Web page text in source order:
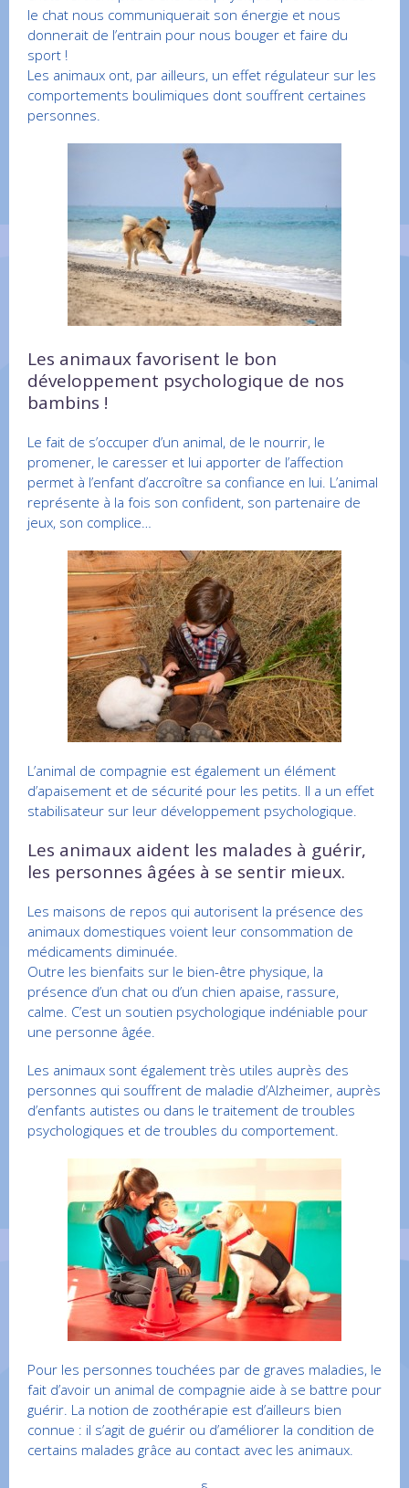
le chat nous communiquerait son énergie et nous
donnerait de l’entrain pour nous bouger et faire du
sport !
Les animaux ont, par ailleurs, un effet régulateur sur les
comportements boulimiques dont souffrent certaines
personnes.
Les animaux favorisent le bon
développement psychologique de nos
bambins !
Le fait de s’occuper d’un animal, de le nourrir, le
promener, le caresser et lui apporter de l’affection
permet à l’enfant d’accroître sa confiance en lui. L’animal
représente à la fois son confident, son partenaire de
jeux, son complice…
L’animal de compagnie est également un élément
d’apaisement et de sécurité pour les petits. Il a un effet
stabilisateur sur leur développement psychologique.
Les animaux aident les malades à guérir,
les personnes âgées à se sentir mieux.
Les maisons de repos qui autorisent la présence des
animaux domestiques voient leur consommation de
médicaments diminuée.
Outre les bienfaits sur le bien-être physique, la
présence d’un chat ou d’un chien apaise, rassure,
calme. C’est un soutien psychologique indéniable pour
une personne âgée.
Les animaux sont également très utiles auprès des
personnes qui souffrent de maladie d’Alzheimer, auprès
d’enfants autistes ou dans le traitement de troubles
psychologiques et de troubles du comportement.
Pour les personnes touchées par de graves maladies, le
fait d’avoir un animal de compagnie aide à se battre pour
guérir. La notion de zoothérapie est d’ailleurs bien
connue : il s’agit de guérir ou d’améliorer la condition de
certains malades grâce au contact avec les animaux.